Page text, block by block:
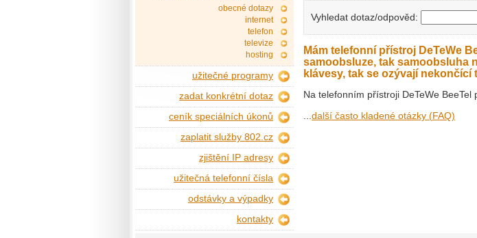
obecné dotazy
internet
telefon
televize
hosting
užitečné programy
zadat konkrétní dotaz
ceník speciálních úkonů
zaplatit služby 802.cz
zjištění IP adresy
užitečná telefonní čísla
odstávky a výpadky
kontakty
Vyhledat dotaz/odpověd:
Mám telefonní přístroj DeTeWe
samoobsluze, tak samoobsluha
klávesy, tak se ozývají
Na telefonním přístroji DeTeWe
...další často kladené otázky (FAQ)